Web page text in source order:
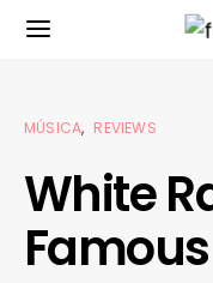
MÚSICA REVIEWS
White
Famous